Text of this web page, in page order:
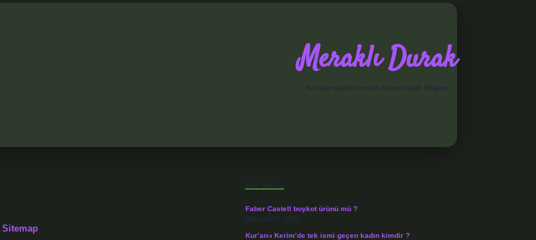
Meraklı Durak
Sitemap
Son Yazılar
Faber Castell boykot ürünü mü ?
Ağustos 6, 2026
Kur’an-ı Kerim’de tek ismi geçen kadın kimdir ?